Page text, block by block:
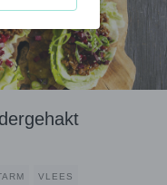
VLEES